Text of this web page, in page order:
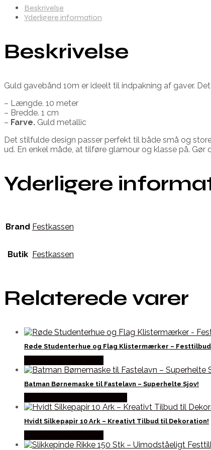
Beskrivelse
Yderligere information
Beskrivelse
Guld gavebånd 10m er ideelt til indpakning af gaver.
– Længde. 10 meter
– Bredde. 1 cm
– Farve. Guld metallic
Det stilfulde design passer perfekt til både små og
ud. En enkel måde, at tilføre glamour og klasse på.
Yderligere
Brand Festkassen
Butik Festkassen
Relaterede varer
Røde Studenterhue og Flag Klistermærker –
Batman Børnemaske til Fastelavn – Superhelte Sjov!
Hvidt Silkepapir 10 Ark – Kreativt Tilbud til Dekoration!